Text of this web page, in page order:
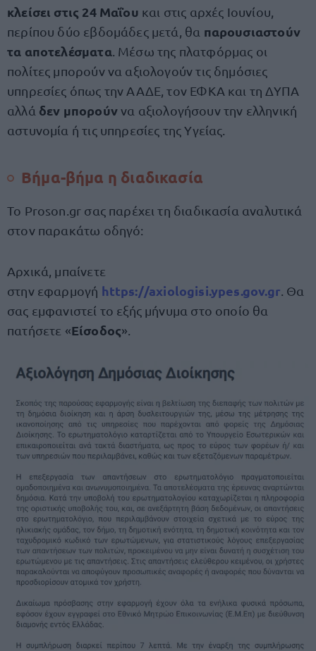
κλείσει στις 24 Μαΐου και στις αρχές Ιουνίου,
περίπου δύο εβδομάδες μετά, θα παρουσιαστούν
τα αποτελέσματα . Μέσω της πλατφόρμας οι
πολίτες μπορούν να αξιολογούν τις δημόσιες
υπηρεσίες όπως την ΑΑΔΕ, τον ΕΦΚΑ και τη ΔΥΠΑ
αλλά δεν μπορούννα αξιολογήσουν την ελληνική
αστυνομία ή τις υπηρεσίες της Υγείας.
Βήμα-βήμα η διαδικασία
Το Proson.gr σας παρέχει τη διαδικασία αναλυτικά
στον παρακάτω οδηγό:
Αρχικά, μπαίνετε
στην εφαρμογή https://axiologisi.ypes.gov.gr . Θα
σας εμφανιστεί το εξής μήνυμα στο οποίο θα
πατήσετε «Είσοδος».